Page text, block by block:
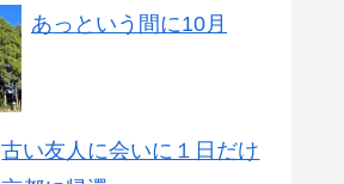
あっという間に10月
古い友人に会いに１日だけ